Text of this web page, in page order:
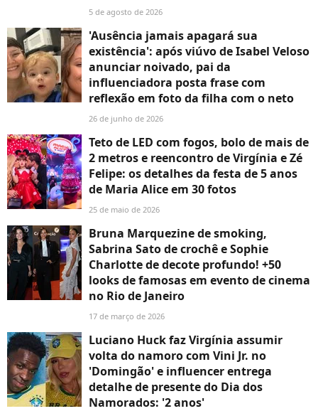
5 de agosto de 2026
'Ausência jamais apagará sua
existência': após viúvo de Isabel Veloso
anunciar noivado, pai da
influenciadora posta frase com
reflexão em foto da filha com o neto
26 de junho de 2026
Teto de LED com fogos, bolo de mais de
2 metros e reencontro de Virgínia e Zé
Felipe: os detalhes da festa de 5 anos
de Maria Alice em 30 fotos
25 de maio de 2026
Bruna Marquezine de smoking,
Sabrina Sato de crochê e Sophie
Charlotte de decote profundo! +50
looks de famosas em evento de cinema
no Rio de Janeiro
17 de março de 2026
Luciano Huck faz Virgínia assumir
volta do namoro com Vini Jr. no
'Domingão' e influencer entrega
detalhe de presente do Dia dos
Namorados: '2 anos'